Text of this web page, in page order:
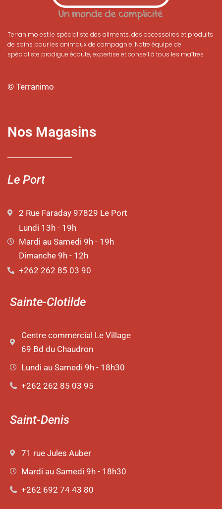
Terranimo est le spécialiste des aliments, des accessoires et produits
de soins pour les animaux de compagnie. Notre équipe de
spécialiste prodigue écoute, expertise et conseil à tous les maîtres
© Terranimo
Nos Magasins
Le Port
2 Rue Faraday 97829 Le Port
Lundi 13h - 19h
Mardi au Samedi 9h - 19h
Dimanche 9h - 12h
+262 262 85 03 90
Sainte-Clotilde
Centre commercial Le Village
69 Bd du Chaudron
Lundi au Samedi 9h - 18h30
+262 262 85 03 95
Saint-Denis
71 rue Jules Auber
Mardi au Samedi 9h - 18h30
+262 692 74 43 80